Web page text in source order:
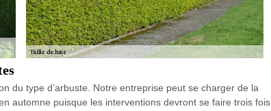
du type d’arbuste. Notre entreprise peut se charger de la
automne puisque les interventions devront se faire trois fois